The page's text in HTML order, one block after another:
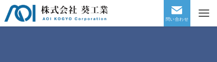
問い合わせ